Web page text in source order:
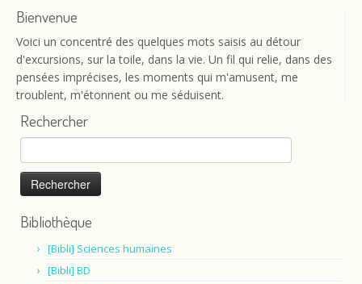
Bienvenue
Voici un concentré des quelques mots saisis au détour
d'excursions, sur la toile, dans la vie. Un fil qui relie, dans des
pensées imprécises, les moments qui m'amusent, me
troublent, m'étonnent ou me séduisent.
Rechercher
Rechercher :
Bibliothèque
[Bibli] Sciences humaines
[Bibli] BD